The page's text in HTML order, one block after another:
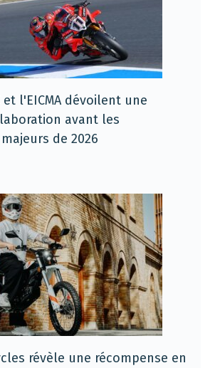
et l'EICMA dévoilent une
avant les
de 2026
révèle une récompense en